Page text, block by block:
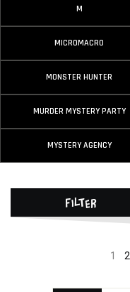
M
MICROMACRO
MONSTER HUNTER
MURDER MYSTERY PARTY
MYSTERY AGENCY
Filter
1 2